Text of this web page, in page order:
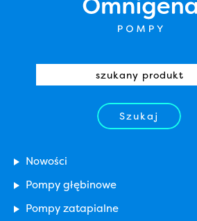
Szukaj
Nowości
Pompy głębinowe
Pompy zatapialne